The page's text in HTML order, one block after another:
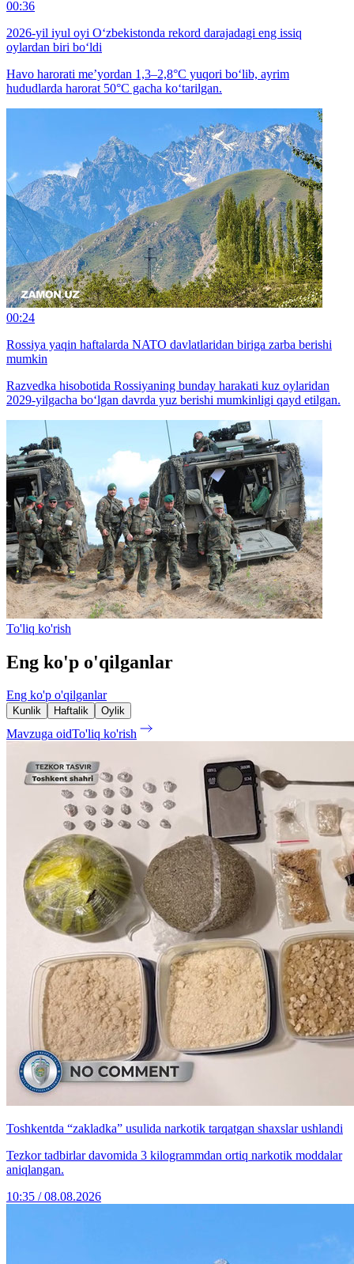
00:36
2026-yil iyul oyi O‘zbekistonda rekord darajadagi eng issiq
oylardan biri bo‘ldi
Havo harorati me’yordan 1,3–2,8°C yuqori bo‘lib, ayrim
hududlarda harorat 50°C gacha ko‘tarilgan.
00:24
Rossiya yaqin haftalarda NATO davlatlaridan biriga zarba berishi
mumkin
Razvedka hisobotida Rossiyaning bunday harakati kuz oylaridan
2029-yilgacha bo‘lgan davrda yuz berishi mumkinligi qayd etilgan.
To'liq ko'rish
Eng ko'p o'qilganlar
Eng ko'p o'qilganlar
Kunlik Haftalik Oylik
Mavzuga oidTo'liq ko'rish
Toshkentda “zakladka” usulida narkotik tarqatgan shaxslar ushlandi
Tezkor tadbirlar davomida 3 kilogrammdan ortiq narkotik moddalar
aniqlangan.
10:35 / 08.08.2026